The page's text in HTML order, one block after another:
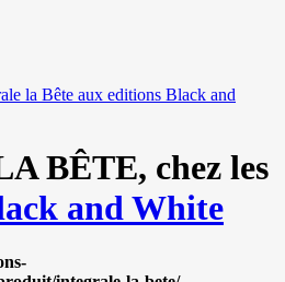
la Bête aux editions Black and
BÊTE, chez les
and White